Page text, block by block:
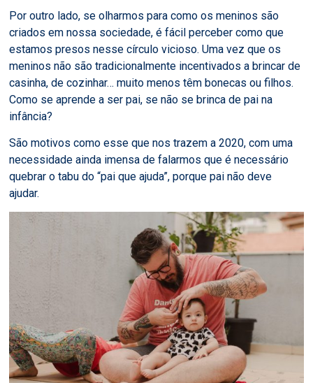
Por outro lado, se olharmos para como os meninos são
criados em nossa sociedade, é fácil perceber como que
estamos presos nesse círculo vicioso. Uma vez que os
meninos não são tradicionalmente incentivados a brincar de
casinha, de cozinhar… muito menos têm bonecas ou filhos.
Como se aprende a ser pai, se não se brinca de pai na
infância?
São motivos como esse que nos trazem a 2020, com uma
necessidade ainda imensa de falarmos que é necessário
quebrar o tabu do “pai que ajuda”, porque pai não deve
ajudar.